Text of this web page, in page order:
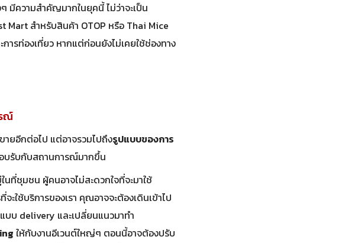
ความสำคัญมากในยุคนี้ ไม่ว่าจะเป็น
Mart สำหรับสินค้า OTOP หรือ Thai Mice
ารท่องเที่ยว หากแต่ก่อนยังไม่เคยใช้ช่องทาง
ณ์
ายอีกต่อไป แต่อาจรวมไปถึงรูปแบบของการ
บรับกับสถานการณ์มากขึ้น
ที่ชุมชน ผู้คนอาจไม่สะดวกใจที่จะมาใช้
ใช้บริการของเรา คุณอาจจะต้องเดินเข้าไป
บบ delivery และเปลี่ยนแนวมาทำ
ให้กับงานอีเวนต์ใหญ่ๆ ตอนนี้อาจต้องปรับ